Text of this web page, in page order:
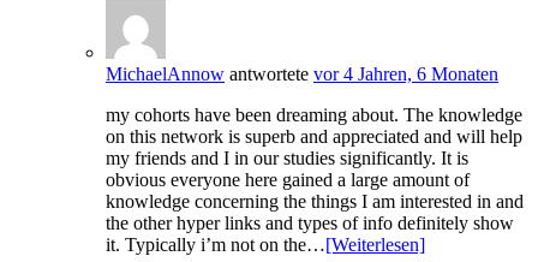
MichaelAnnow antwortete vor 4 Jahren, 6 Monaten
my cohorts have been dreaming about. The knowledge
on this network is superb and appreciated and will help
my friends and I in our studies significantly. It is
obvious everyone here gained a large amount of
knowledge concerning the things I am interested in and
the other hyper links and types of info definitely show
it. Typically i’m not on the…[Weiterlesen]